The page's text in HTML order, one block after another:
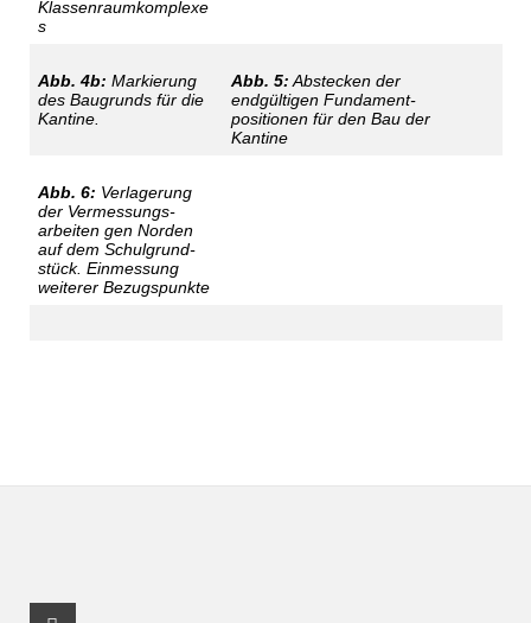
Klassenraumkomplexe
s
Abb. 4b: Markierung
des Baugrunds für die
Kantine.
Abb. 5:Abstecken der
endgültigen Fundament­
positionen für den Bau der
Kantine
Abb. 6: Verlagerung
der Vermessungs­
arbeiten gen Norden
auf dem Schulgrund­
stück. Einmessung
weiterer Bezugspunkte